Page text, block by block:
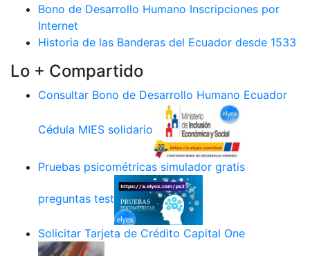
Bono de Desarrollo Humano Inscripciones por
Internet
Historia de las Banderas del Ecuador desde 1533
Lo + Compartido
Consultar Bono de Desarrollo Humano Ecuador
Cédula MIES solidario
Pruebas psicométricas simulador gratis
preguntas test
Solicitar Tarjeta de Crédito Capital One